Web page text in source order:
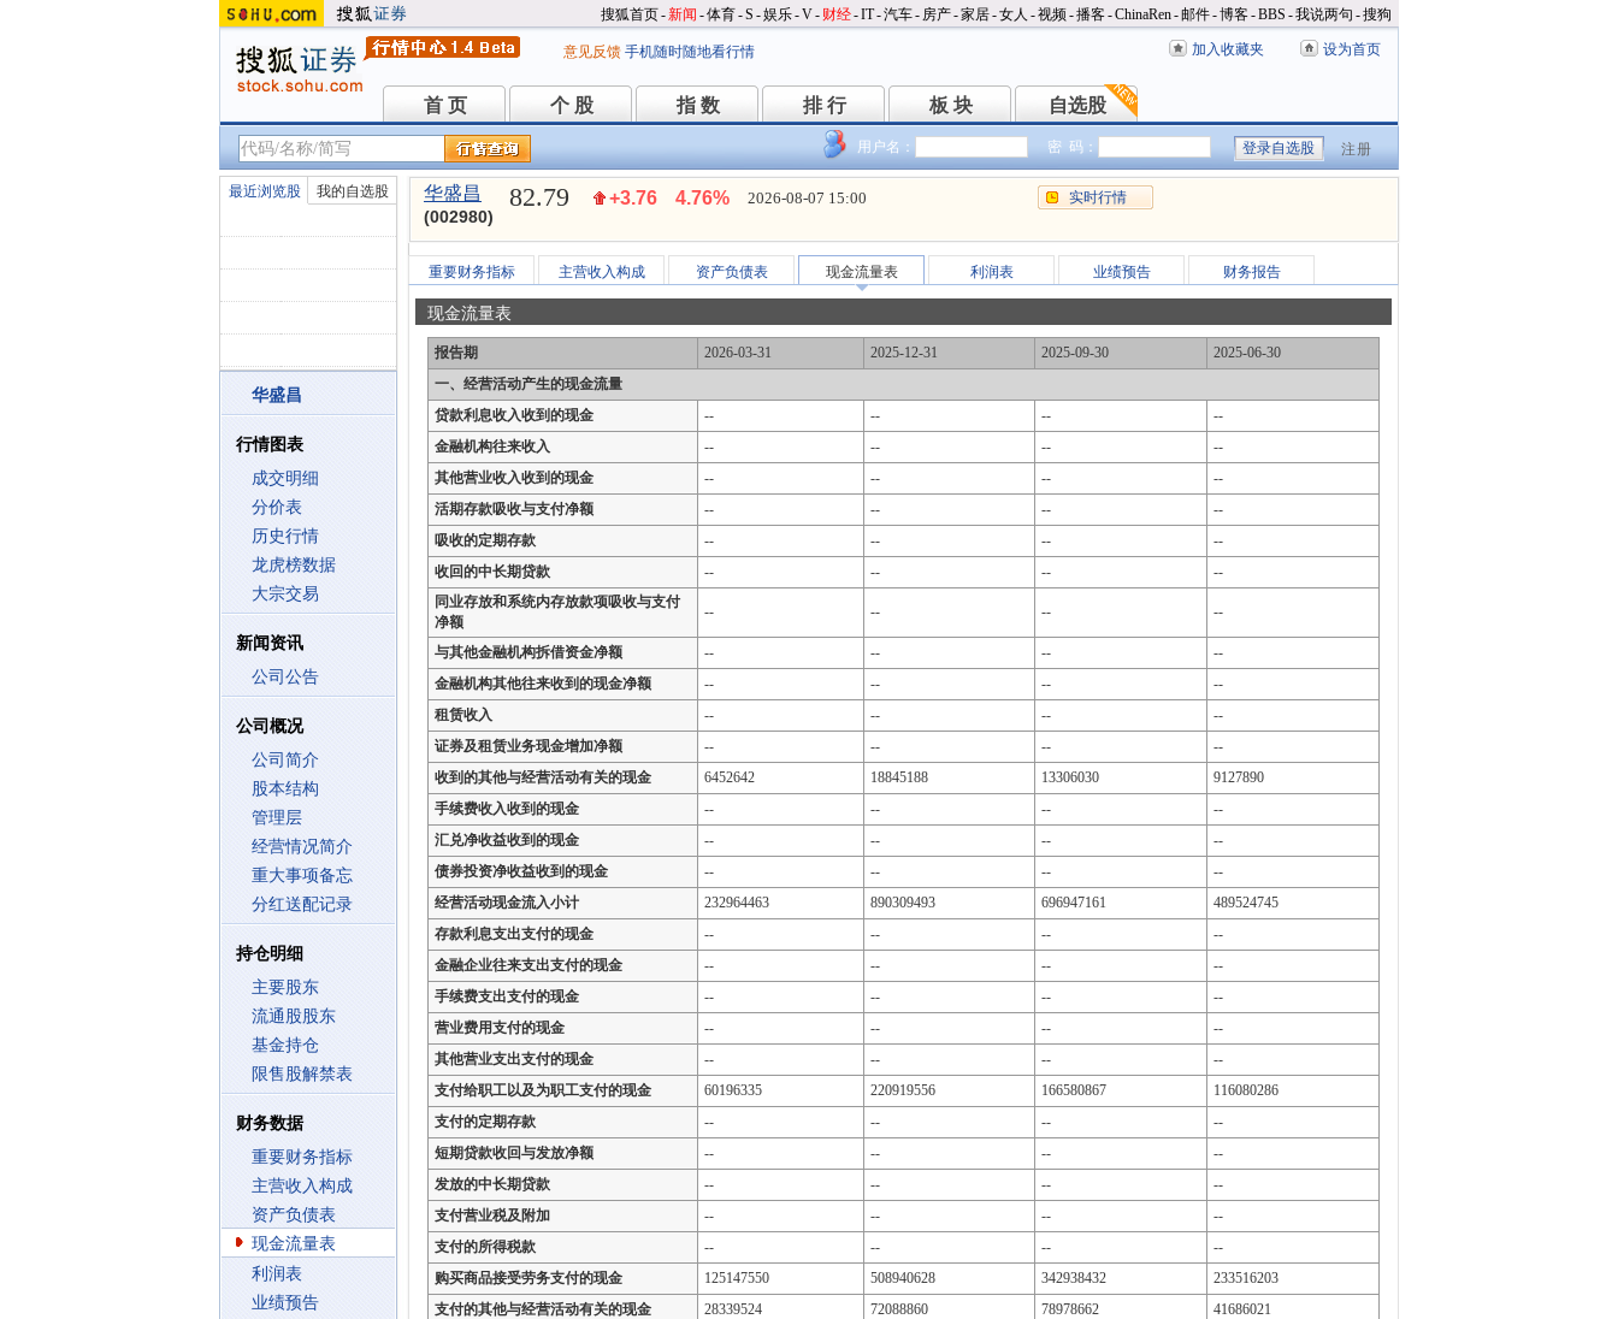
搜狐首页-新闻 -体育-S -娱乐-V- 财经-IT-汽车- 房产-家居-女人 -视频-播客-ChinaRen-邮件-博客-BBS -我说两句 -搜狗
意见反馈 手机随时随地看行情 加入收藏夹 设为首页
首 页
首 页 个 股
个 股 指 数
指 数 排 行
排 行 板 块
板 块 自选股
自选股
用户名： 密 码： 注册
最近浏览股 我的自选股
华盛昌
行情图表
成交明细
分价表
历史行情
龙虎榜数据
大宗交易
新闻资讯
公司公告
公司概况
公司简介
股本结构
管理层
经营情况简介
重大事项备忘
分红送配记录
持仓明细
主要股东
流通股股东
基金持仓
限售股解禁表
财务数据
重要财务指标
主营收入构成
资产负债表
现金流量表
利润表
业绩预告
华盛昌
(002980)
82.79 +3.76 4.76% 2026-08-07 15:00 实时行情
重要财务指标 主营收入构成 资产负债表 现金流量表 利润表 业绩预告 财务报告
现金流量表
报告期 2026-03-31 2025-12-31 2025-09-30
2025-06-30
一、经营活动产生的现金流量
贷款利息收入收到的现金
-- -- --
--
金融机构往来收入
-- -- --
--
其他营业收入收到的现金
-- -- --
--
活期存款吸收与支付净额
-- -- --
--
吸收的定期存款
-- -- --
--
收回的中长期贷款
-- -- --
--
同业存放和系统内存放款项吸收与支付
净额
-- -- -- --
与其他金融机构拆借资金净额 -- -- --
--
金融机构其他往来收到的现金净额
-- -- --
--
租赁收入
-- -- --
--
证券及租赁业务现金增加净额
-- -- --
--
收到的其他与经营活动有关的现金
6452642 18845188 13306030
9127890
手续费收入收到的现金
-- -- --
--
汇兑净收益收到的现金
-- -- --
--
债券投资净收益收到的现金
-- -- --
--
经营活动现金流入小计
232964463 890309493 696947161
489524745
存款利息支出支付的现金
-- -- --
--
金融企业往来支出支付的现金
-- -- --
--
手续费支出支付的现金
-- -- --
--
营业费用支付的现金
-- -- --
--
其他营业支出支付的现金
-- -- --
--
支付给职工以及为职工支付的现金
60196335 220919556 166580867
116080286
支付的定期存款
-- -- --
--
短期贷款收回与发放净额
-- -- --
--
发放的中长期贷款
-- -- --
--
支付营业税及附加
-- -- --
--
支付的所得税款
-- -- --
--
购买商品接受劳务支付的现金
125147550 508940628 342938432
233516203
支付的其他与经营活动有关的现金
28339524 72088860 78978662
41686021